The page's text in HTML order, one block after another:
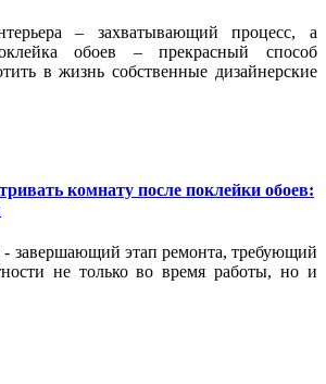
– захватывающий процесс, а
обоев – прекрасный способ
в жизнь собственные дизайнерские
комнату после поклейки обоев:
- завершающий этап ремонта, требующий
не только во время работы, но и